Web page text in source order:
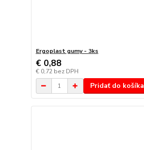
Ergoplast gumy - 3ks
€ 0,88
€ 0,72 bez DPH
Pridať do košíka